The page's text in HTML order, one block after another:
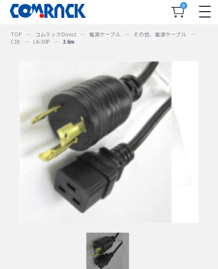
0
TOP コムラックDirect 電源ケーブル
その他、電源ケーブル
C19
L6-30P 3.6m